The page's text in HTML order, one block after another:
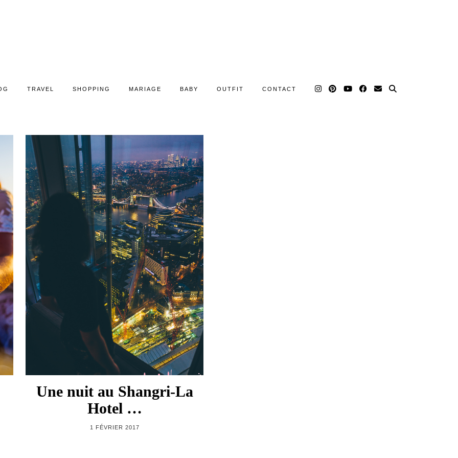
TRAVEL SHOPPING MARIAGE BABY OUTFIT CONTACT
Une nuit au Shangri-La
Hotel …
1 FÉVRIER 2017